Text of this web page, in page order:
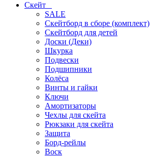
Скейт
SALE
Скейтборд в сборе (комплект)
Скейтборд для детей
Доски (Деки)
Шкурка
Подвески
Подшипники
Колёса
Винты и гайки
Ключи
Амортизаторы
Чехлы для скейта
Рюкзаки для скейта
Защита
Борд-рейлы
Воск